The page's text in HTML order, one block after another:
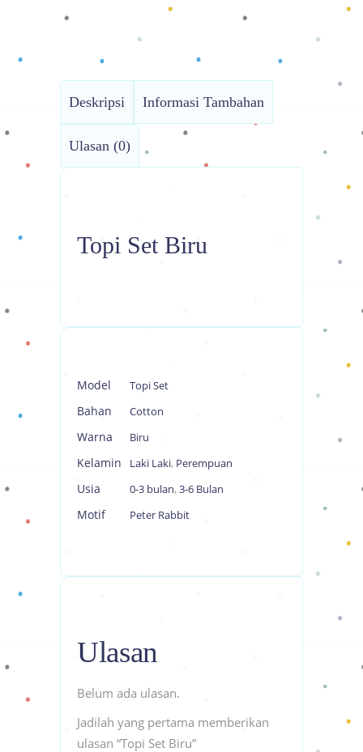
Deskripsi Informasi Tambahan
Ulasan (0)
Topi Set Biru
Model Topi Set
Bahan Cotton
Warna Biru
Kelamin Laki Laki, Perempuan
Usia 0-3 bulan, 3-6 Bulan
Motif Peter Rabbit
Ulasan
Belum ada ulasan.
Jadilah yang pertama memberikan
ulasan “Topi Set Biru”